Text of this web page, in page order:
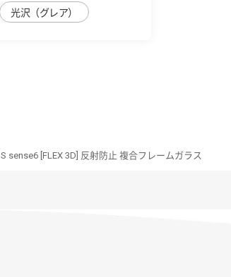
光沢（グレア）
sense6 [FLEX 3D] 反射防止 複合フレームガラス